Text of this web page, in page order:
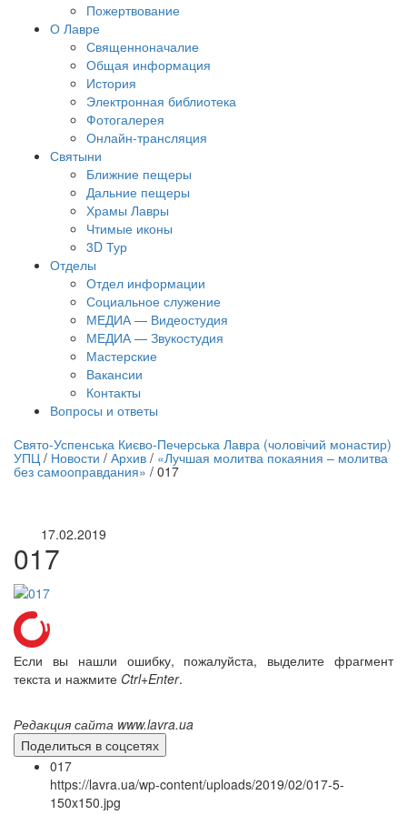
Пожертвование
О Лавре
Священноначалие
Общая информация
История
Электронная библиотека
Фотогалерея
Онлайн-трансляция
Святыни
Ближние пещеры
Дальние пещеры
Храмы Лавры
Чтимые иконы
3D Тур
Отделы
Отдел информации
Социальное служение
МЕДИА — Видеостудия
МЕДИА — Звукостудия
Мастерские
Вакансии
Контакты
Вопросы и ответы
трансляция | 12 сентября
трансляции
Свято-Успенська Києво-Печерська Лавра (чоловічий монастир)
УПЦ / Новости / Архив / «Лучшая молитва покаяния – молитва
без самооправдания» / 017
17.02.2019
017
Если вы нашли ошибку, пожалуйста, выделите фрагмент
текста и нажмите Ctrl+Enter.
Редакция сайта www.lavra.ua
Поделиться в соцсетях
017
https://lavra.ua/wp-content/uploads/2019/02/017-5-
150x150.jpg